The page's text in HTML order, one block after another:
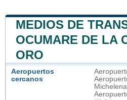
MEDIOS DE
OCUMARE DE LA
ORO
Aeropuertos
cercanos
Michelena